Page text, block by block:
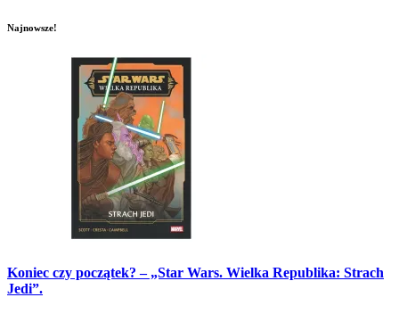
Najnowsze!
Koniec czy początek? – „Star Wars. Wielka Republika: Strach
Jedi”.